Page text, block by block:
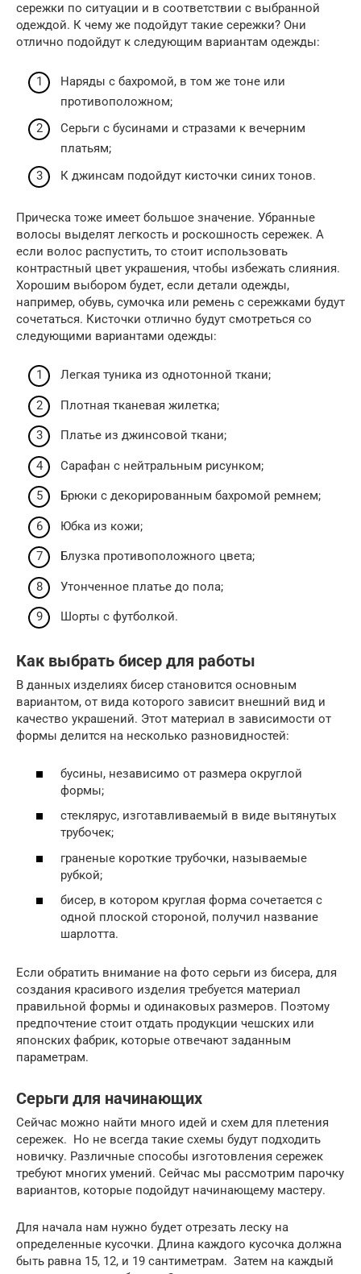
сережки по ситуации и в соответствии с выбранной
одеждой. К чему же подойдут такие сережки? Они
отлично подойдут к следующим вариантам одежды:
Наряды с бахромой, в том же тоне или
противоположном;
Серьги с бусинами и стразами к вечерним
платьям;
К джинсам подойдут кисточки синих тонов.
Прическа тоже имеет большое значение. Убранные
волосы выделят легкость и роскошность сережек. А
если волос распустить, то стоит использовать
контрастный цвет украшения, чтобы избежать слияния.
Хорошим выбором будет, если детали одежды,
например, обувь, сумочка или ремень с сережками будут
сочетаться. Кисточки отлично будут смотреться со
следующими вариантами одежды:
Легкая туника из однотонной ткани;
Плотная тканевая жилетка;
Платье из джинсовой ткани;
Сарафан с нейтральным рисунком;
Брюки с декорированным бахромой ремнем;
Юбка из кожи;
Блузка противоположного цвета;
Утонченное платье до пола;
Шорты с футболкой.
Как выбрать бисер для работы
В данных изделиях бисер становится основным
вариантом, от вида которого зависит внешний вид и
качество украшений. Этот материал в зависимости от
формы делится на несколько разновидностей:
бусины, независимо от размера округлой
формы;
стеклярус, изготавливаемый в виде вытянутых
трубочек;
граненые короткие трубочки, называемые
рубкой;
бисер, в котором круглая форма сочетается с
одной плоской стороной, получил название
шарлотта.
Если обратить внимание на фото серьги из бисера, для
создания красивого изделия требуется материал
правильной формы и одинаковых размеров. Поэтому
предпочтение стоит отдать продукции чешских или
японских фабрик, которые отвечают заданным
параметрам.
Серьги для начинающих
Сейчас можно найти много идей и схем для плетения
сережек. Но не всегда такие схемы будут подходить
новичку. Различные способы изготовления сережек
требуют многих умений. Сейчас мы рассмотрим парочку
вариантов, которые подойдут начинающему мастеру.
Для начала нам нужно будет отрезать леску на
определенные кусочки. Длина каждого кусочка должна
быть равна 15, 12, и 19 сантиметрам. Затем на каждый